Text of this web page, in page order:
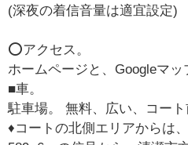
(深夜の着信音量は適宜設定)
⭕️アクセス。
ホームページと、Googleマッ
■車。
駐車場。 無料、広い、コート
♦️コートの北側エリアからは